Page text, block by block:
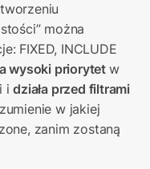
można
FIXED, INCLUDE
wysoki priorytet w
i działa przed filtrami
w jakiej
zanim zostaną